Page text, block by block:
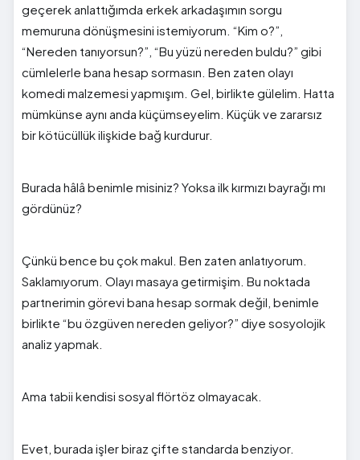
geçerek anlattığımda erkek arkadaşımın sorgu
memuruna dönüşmesini istemiyorum. “Kim o?”,
“Nereden tanıyorsun?”, “Bu yüzü nereden buldu?” gibi
cümlelerle bana hesap sormasın. Ben zaten olayı
komedi malzemesi yapmışım. Gel, birlikte gülelim. Hatta
mümkünse aynı anda küçümseyelim. Küçük ve zararsız
bir kötücüllük ilişkide bağ kurdurur.
Burada hâlâ benimle misiniz? Yoksa ilk kırmızı bayrağı mı
gördünüz?
Çünkü bence bu çok makul. Ben zaten anlatıyorum.
Saklamıyorum. Olayı masaya getirmişim. Bu noktada
partnerimin görevi bana hesap sormak değil, benimle
birlikte “bu özgüven nereden geliyor?” diye sosyolojik
analiz yapmak.
Ama tabii kendisi sosyal flörtöz olmayacak.
Evet, burada işler biraz çifte standarda benziyor.